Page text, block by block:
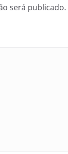
será publicado.